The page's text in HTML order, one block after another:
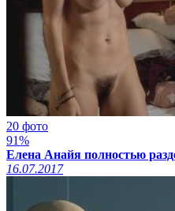
20 фото
91%
Елена Анайя полностью
16.07.2017